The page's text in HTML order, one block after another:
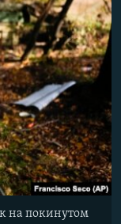
на покинутом